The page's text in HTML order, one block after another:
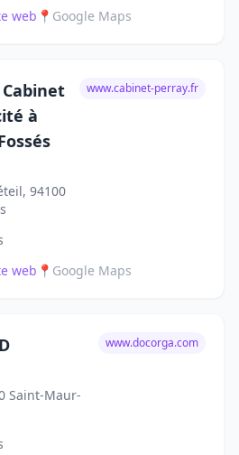
web 📍 Google Maps
à
94100
www.cabinet-perray.fr
web 📍 Google Maps
Saint-Maur-
www.docorga.com